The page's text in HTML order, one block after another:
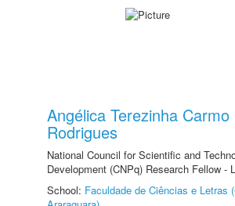
Angélica Terezinha Carmo
Rodrigues
National Council for Scientific and
Development (CNPq) Research Fellow -
School: Faculdade de Ciências e Letras